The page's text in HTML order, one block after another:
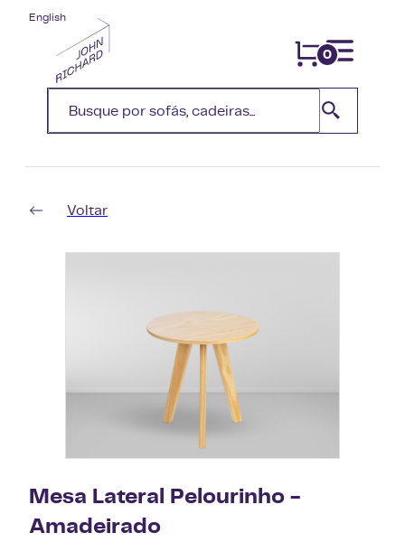
0
English
Voltar
Mesa Lateral Pelourinho -
Amadeirado